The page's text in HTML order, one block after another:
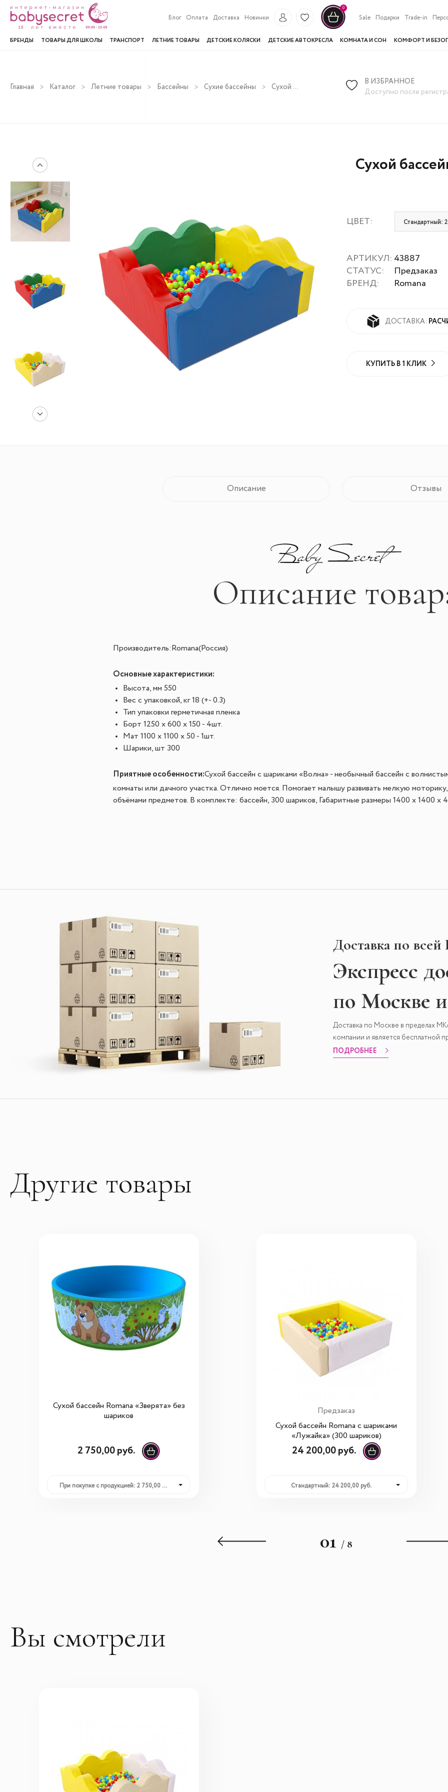
Блог Оплата Доставка Новинки
0
Sale Подарки Trade-in
БРЕНДЫ ТОВАРЫ ДЛЯ ШКОЛЫ ТРАНСПОРТ ЛЕТНИЕ ТОВАРЫ ДЕТСКИЕ КОЛЯСКИ ДЕТСКИЕ АВТОКРЕСЛА КОМНАТА И СОН КОМФОРТ И
Главная Каталог Летние товары Бассейны Сухие бассейны Сухой бассейн Romana с шариками «Волна» (300 шариков)
В ИЗБРАННОЕ
Доступно после
Сухой
ЦВЕТ: Стандартный:
АРТИКУЛ:
СТАТУС:
БРЕНД:
43887
Предзаказ
Romana
ДОСТАВКА:
КУПИТЬ В 1 КЛИК
Описание Отзывы
Описание
Производитель:Romana(Россия)
Основные характеристики:
Высота, мм 550
Вес с упаковкой, кг 18 (+- 0.3)
Тип упаковки герметичная пленка
Борт 1250 х 600 х 150 - 4шт.
Мат 1100 х 1100 х 50 - 1шт.
Шарики, шт 300
Приятные особенности:Сухой бассейн с шариками «Волна» - необычный бассейн с
комнаты или дачного участка. Отлично моется. Помогает малышу развивать мелкую
объёмами предметов. В комплекте: бассейн, 300 шариков, Габаритные размеры 1400 х 1400 x
Доставка по
Экспресс
по Москве
Доставка по Москве в пределах
компании и является бесплатной
ПОДРОБНЕЕ
Другие товары
Сухой бассейн Romana «Зверята» без
шариков
2 750,00 руб.
При покупке с продукцией: 2 750,00 руб.
Предзаказ
Сухой бассейн Romana с шариками
«Лужайка» (300 шариков)
24 200,00 руб.
Стандартный: 24 200,00 руб.
01 / 8
Вы смотрели